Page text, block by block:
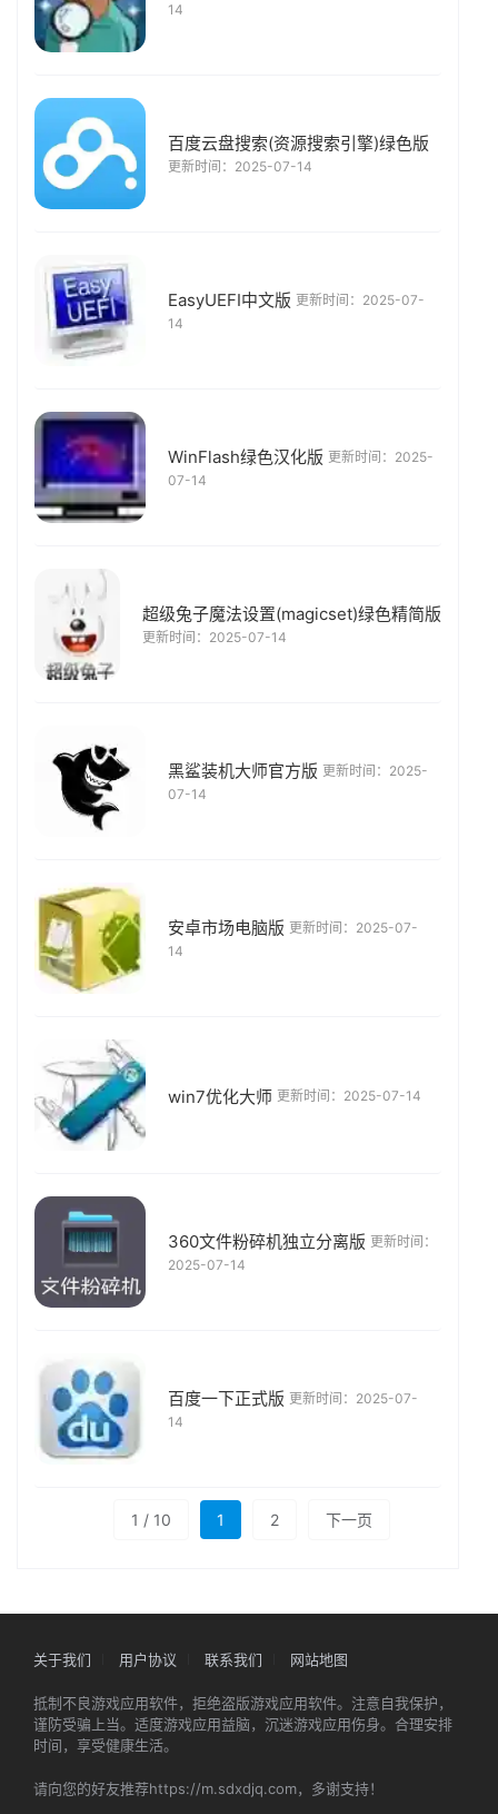
14
百度云盘搜索(资源搜索引擎)绿色版
更新时间：2025-07-14
EasyUEFI中文版 更新时间：2025-07-
14
WinFlash绿色汉化版 更新时间：2025-
07-14
超级兔子魔法设置(magicset)绿色精简版
更新时间：2025-07-14
黑鲨装机大师官方版 更新时间：2025-
07-14
安卓市场电脑版 更新时间：2025-07-
14
win7优化大师 更新时间：2025-07-14
360文件粉碎机独立分离版 更新时间：
2025-07-14
百度一下正式版 更新时间：2025-07-
14
1 / 10 1 2 下一页
关于我们 用户协议 联系我们 网站地图
抵制不良游戏应用软件，拒绝盗版游戏应用软件。注意自我保护，
谨防受骗上当。适度游戏应用益脑，沉迷游戏应用伤身。合理安排
时间，享受健康生活。
请向您的好友推荐https://m.sdxdjq.com，多谢支持！